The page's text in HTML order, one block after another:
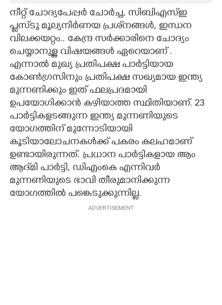
LITERATURE
ZOOM
CONTACT US
നീറ്റ് ചോദ്യപേപ്പർ ചോർച്ച, സിബിഎസ്ഇ
പ്ളസ്‌ടു മൂല്യനിർണയ പ്രശ്‌നങ്ങൾ, ഇന്ധന
വിലക്കയറ്റം.. കേന്ദ്ര സർക്കാരിനെ ചോദ്യം
ചെയ്യാനുള്ള വിഷയങ്ങൾ ഏറെയാണ് .
എന്നാൽ മുഖ്യ പ്രതിപക്ഷ പാർട്ടിയായ
കോൺഗ്രസിനും പ്രതിപക്ഷ സഖ്യമായ ഇന്ത്യ
മുന്നണിക്കും ഇത് ഫലപ്രദമായി
ഉപയോഗിക്കാൻ കഴിയാത്ത സ്ഥിതിയാണ്. 23
പാർട്ടികളടങ്ങുന്ന ഇന്ത്യ മുന്നണിയുടെ
യോഗത്തിന് മുന്നോടിയായി
കൂടിയാലോചനകൾക്ക് പകരം കലഹമാണ്
ഉണ്ടായിരുന്നത്. പ്രധാന പാർട്ടികളായ ആം
ആദ്‌മി പാർട്ടി, ഡിഎംകെ എന്നിവർ
മുന്നണിയുടെ ഭാവി തീരുമാനിക്കുന്ന
യോഗത്തിൽ പങ്കെടുക്കുന്നില്ല.
ADVERTISEMENT